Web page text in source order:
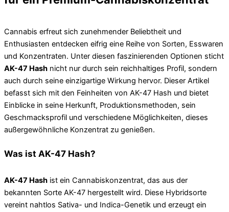
Cannabis erfreut sich zunehmender Beliebtheit und
Enthusiasten entdecken eifrig eine Reihe von Sorten, Esswaren
und Konzentraten. Unter diesen faszinierenden Optionen sticht
AK-47 Hash nicht nur durch sein reichhaltiges Profil, sondern
auch durch seine einzigartige Wirkung hervor. Dieser Artikel
befasst sich mit den Feinheiten von AK-47 Hash und bietet
Einblicke in seine Herkunft, Produktionsmethoden, sein
Geschmacksprofil und verschiedene Möglichkeiten, dieses
außergewöhnliche Konzentrat zu genießen.
Was ist AK-47 Hash?
AK-47 Hash ist ein Cannabiskonzentrat, das aus der
bekannten Sorte AK-47 hergestellt wird. Diese Hybridsorte
vereint nahtlos Sativa- und Indica-Genetik und erzeugt ein